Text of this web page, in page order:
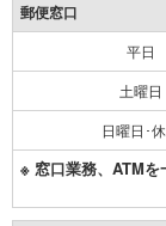
郵便窓口
平日
土曜日
日曜日･
※ 窓口業務、ATMを